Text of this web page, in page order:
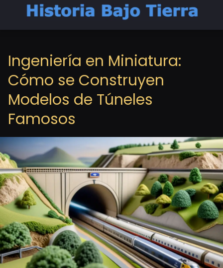
Ingeniería en Miniatura:
Cómo se Construyen
Modelos de Túneles
Famosos